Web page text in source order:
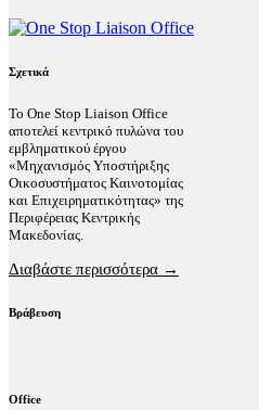
Σχετικά
Το One Stop Liaison Office
αποτελεί κεντρικό πυλώνα του
εμβληματικού έργου
«Μηχανισμός Υποστήριξης
Οικοσυστήματος Καινοτομίας
και Επιχειρηματικότητας» της
Περιφέρειας Κεντρικής
Μακεδονίας.
Διαβάστε περισσότερα →
Βράβευση
Office